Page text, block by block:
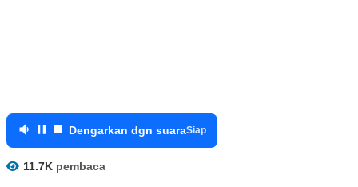
Dengarkan dgn suaraSiap
11.7K pembaca